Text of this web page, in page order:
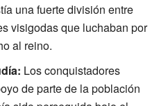
una fuerte división entre
visigodas que luchaban por
al reino.
Los conquistadores
de parte de la población